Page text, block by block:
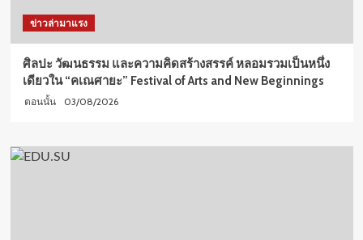
ข่าวล่ามาแรง
ศิลปะ วัฒนธรรม และความคิดสร้างสรรค์ หลอมรวมเป็นหนึ่ง
เดียวใน “คเณศายะ” Festival of Arts and New Beginnings
ตอนนั้น 03/08/2026